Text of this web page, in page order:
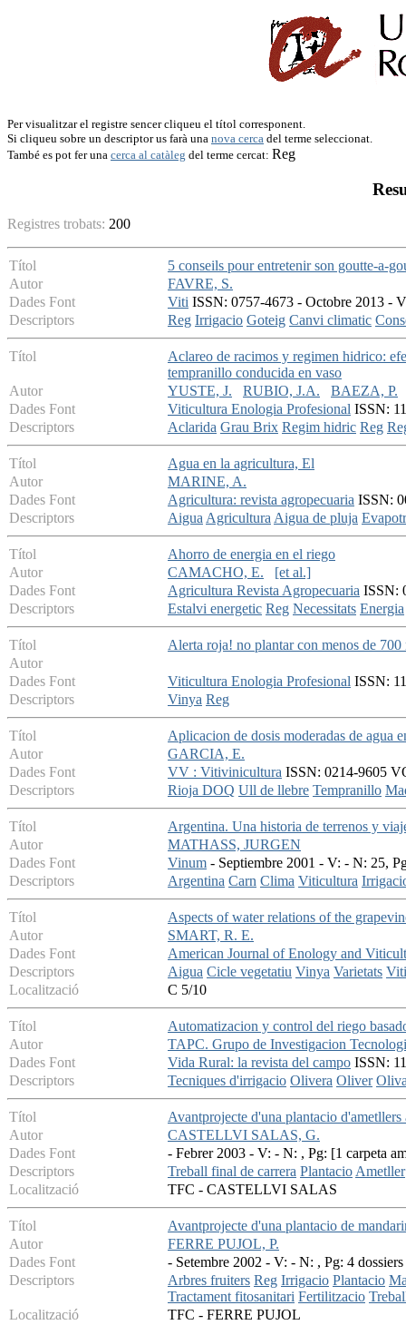
Per visualitzar el registre sencer cliqueu el títol corresponent.
Si cliqueu sobre un descriptor us farà una nova cerca del terme seleccionat.
També es pot fer una cerca al catàleg del terme cercat: Reg
Registres trobats: 200
Títol
5 conseils pour entretenir son goutte-a-
Autor
FAVRE, S.
Dades Font
Viti ISSN: 0757-4673 - Octobre 2013 -
Descriptors
Reg Irrigacio Goteig Canvi climatic
Títol
Aclareo de racimos y regimen hidrico:
tempranillo conducida en vaso
Autor
YUSTE, J. RUBIO, J.A.
BAEZA, P.
Dades Font
Viticultura Enologia Profesional ISSN:
Descriptors
Aclarida Grau Brix Regim hidric Reg
Títol
Agua en la agricultura, El
Autor
MARINE, A.
Dades Font
Agricultura: revista agropecuaria ISSN:
Descriptors
AiguaAgriculturaAigua de pluja
Títol
Ahorro de energia en el riego
Autor
CAMACHO, E.
[et al.]
Dades Font
Agricultura Revista Agropecuaria ISSN:
Descriptors
Estalvi energetic Reg Necessitats Energia
Títol
Alerta roja! no plantar con menos de
Autor
Dades Font
Viticultura Enologia Profesional ISSN:
Descriptors
Vinya Reg
Títol
Aplicacion de dosis moderadas de agua
Autor
GARCIA, E.
Dades Font
VV : Vitivinicultura ISSN: 0214-9605
Descriptors
Rioja DOQ Ull de llebre Tempranillo
Títol
Argentina. Una historia de terrenos y
Autor
MATHASS, JURGEN
Dades Font
Vinum - Septiembre 2001 - V: - N: 25,
Descriptors
Argentina Carn Clima Viticultura
Títol
Aspects of water relations of the
Autor
SMART, R. E.
Dades Font
American Journal of Enology and
Descriptors
Aigua Cicle vegetatiu Vinya Varietats
Localització
C 5/10
Títol
Automatizacion y control del riego
Autor
TAPC. Grupo de Investigacion
Dades Font
Vida Rural: la revista del campo ISSN:
Descriptors
Tecniques d'irrigacio Olivera Oliver
Títol
Avantprojecte d'una plantacio
Autor
CASTELLVI SALAS, G.
Dades Font
- Febrer 2003 - V: - N: , Pg: [1 carpeta
Descriptors
Treball final de carrera PlantacioAmetller
Localització
TFC - CASTELLVI SALAS
Títol
Avantprojecte d'una plantacio de
Autor
FERRE PUJOL, P.
Dades Font
- Setembre 2002 - V: - N: , Pg: 4 dossiers
Descriptors
Arbres fruiters Reg Irrigacio Plantacio
Tractament fitosanitari Fertilitzacio
Localització
TFC - FERRE PUJOL